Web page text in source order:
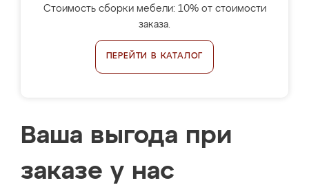
Стоимость сборки мебели: 10% от стоимости
заказа.
ПЕРЕЙТИ В КАТАЛОГ
Ваша выгода при
заказе у нас